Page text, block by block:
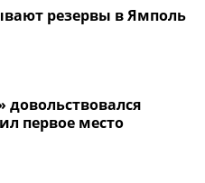
резервы в Ямполь
довольствовался
первое место